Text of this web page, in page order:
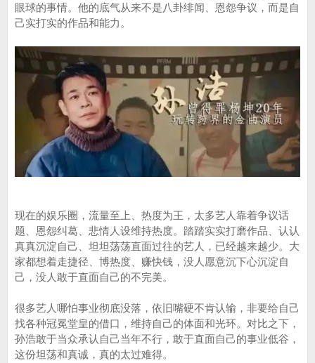
眼球的事情。他的底气从来不是八卦绯闻、恩怨争议，而是自
己实打实的作品和能力。
现在的娱乐圈，流量至上、热度为王，太多艺人靠着争议话
题、恩怨纠葛、悲情人设维持热度。踏踏实实打磨作品、认认
真真沉淀自己、坦坦荡荡直面过往的艺人，已经越来越少。大
家都想着走捷径、博热度、赚快钱，没人愿意沉下心沉淀自
己，没人敢于直面自己的不完美。
很多艺人哪怕事业彻底没落，依旧嘴硬不肯认输，非要给自己
找各种冠冕堂皇的借口，维持自己的体面和光环。对比之下，
孙浩敢于当众承认自己当年不行，敢于直面自己的事业低谷，
这份坦荡和真诚，真的太过难得。